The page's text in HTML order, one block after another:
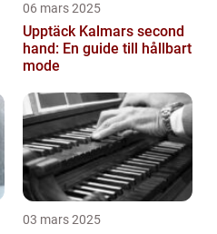
06 mars 2025
Upptäck Kalmars second
hand: En guide till hållbart
mode
03 mars 2025